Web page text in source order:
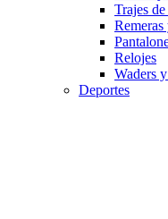
Trajes
Relojes
Waders
Deportes